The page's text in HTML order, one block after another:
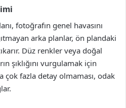
fotoğrafın genel havasını
arka planlar, ön plandaki
Düz renkler veya doğal
şıklığını vurgulamak için
çok fazla detay olmaması, odak